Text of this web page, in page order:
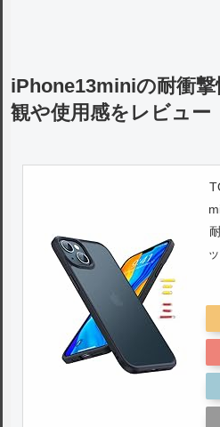
iPhone13miniの耐衝
観や使用感をレビュー